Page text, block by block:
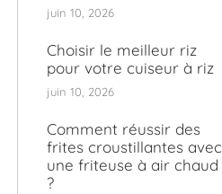
juin 10, 2026
Choisir le meilleur riz
pour votre cuiseur à riz
juin 10, 2026
Comment réussir des
frites croustillantes avec
une friteuse à air chaud
?